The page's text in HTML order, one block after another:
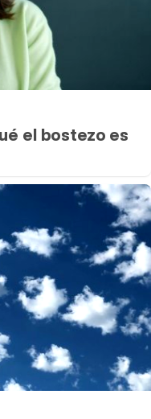
el bostezo es